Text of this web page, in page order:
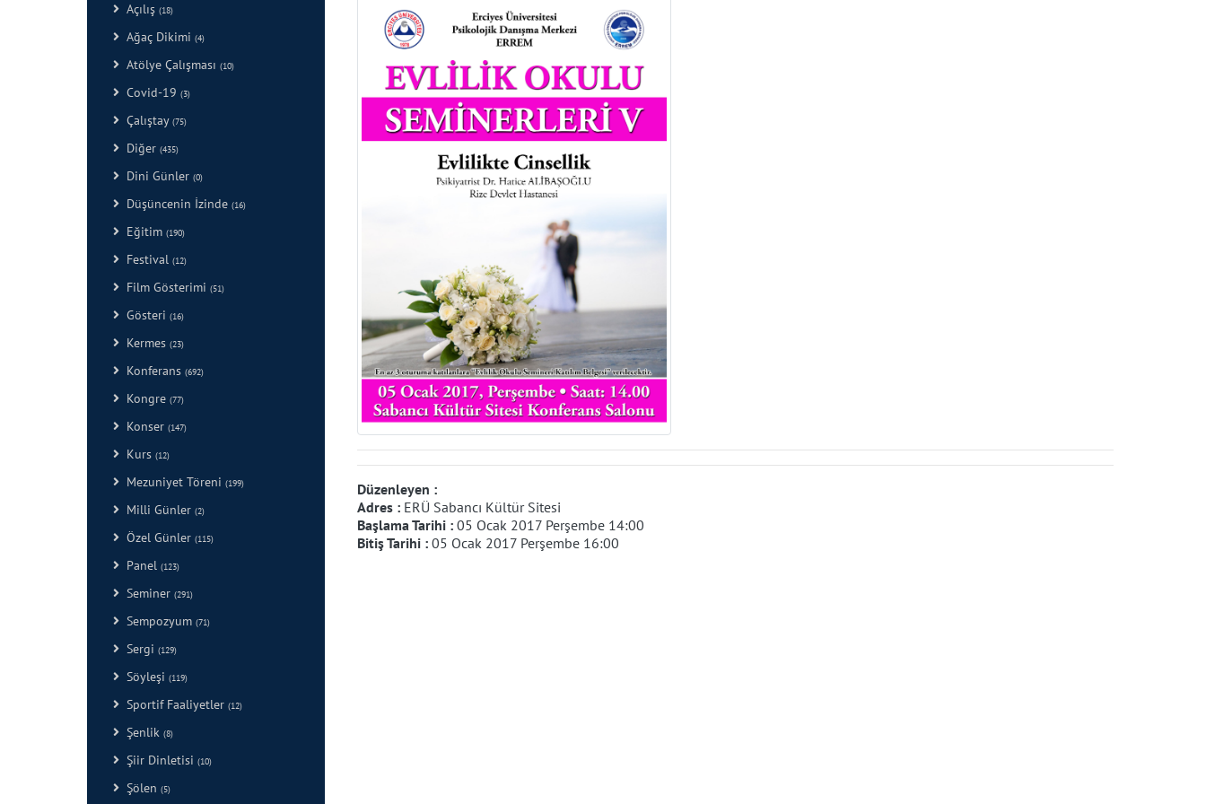
Açılış (18)
Ağaç Dikimi (4)
Atölye Çalışması (10)
Covid-19 (3)
Çalıştay (75)
Diğer (435)
Dini Günler (0)
Düşüncenin İzinde (16)
Eğitim (190)
Festival (12)
Film Gösterimi (51)
Gösteri (16)
Kermes (23)
Konferans (692)
Kongre (77)
Konser (147)
Kurs (12)
Mezuniyet Töreni (199)
Milli Günler (2)
Özel Günler (115)
Panel (123)
Seminer (291)
Sempozyum (71)
Sergi (129)
Söyleşi (119)
Sportif Faaliyetler (12)
Şenlik (8)
Şiir Dinletisi (10)
Şölen (5)
Düzenleyen :
Adres : ERÜ Sabancı Kültür Sitesi
Başlama Tarihi : 05 Ocak 2017 Perşembe 14:00
Bitiş Tarihi : 05 Ocak 2017 Perşembe 16:00